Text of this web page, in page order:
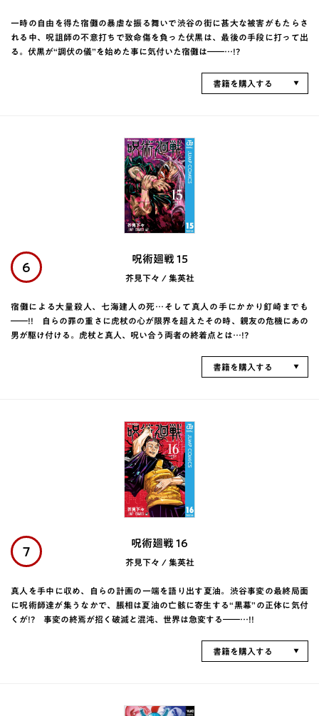
一時の自由を得た宿儺の暴虐な振る舞いで渋谷の街に甚大な被害がもたらさ
れる中、呪詛師の不意打ちで致命傷を負った伏黒は、最後の手段に打って出
る。伏黒が“調伏の儀”を始めた事に気付いた宿儺は――…!?
書籍を購入する
6
呪術廻戦 15
芥見下々 / 集英社
宿儺による大量殺人、七海建人の死…そして真人の手にかかり釘崎までも
――!! 自らの罪の重さに虎杖の心が限界を超えたその時、親友の危機にあの
男が駆け付ける。虎杖と真人、呪い合う両者の終着点とは…!?
書籍を購入する
7
呪術廻戦 16
芥見下々 / 集英社
真人を手中に収め、自らの計画の一端を語り出す夏油。渋谷事変の最終局面
に呪術師達が集うなかで、脹相は夏油の亡骸に寄生する“黒幕”の正体に気付
くが!? 事変の終焉が招く破滅と混沌、世界は急変する――…!!
書籍を購入する